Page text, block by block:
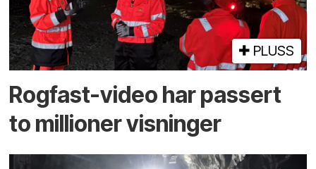
PLUSS
Rogfast-video har passert
to millioner visninger